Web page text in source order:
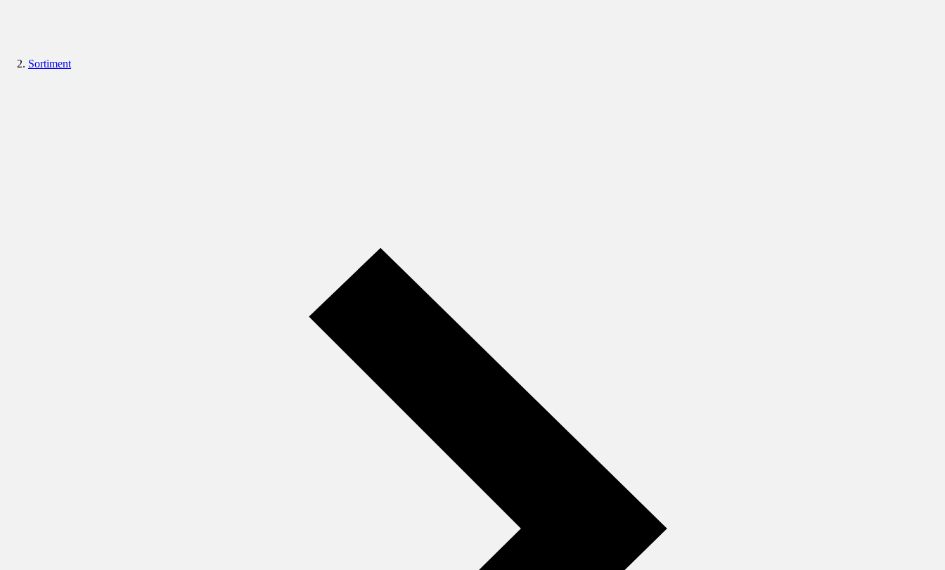
Sortiment